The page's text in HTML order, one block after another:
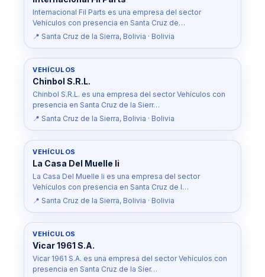
Internacional Fil Parts es una empresa del sector
Vehículos con presencia en Santa Cruz de…
📍 Santa Cruz de la Sierra, Bolivia · Bolivia
VEHÍCULOS
Chinbol S.R.L.
Chinbol S.R.L. es una empresa del sector Vehículos con
presencia en Santa Cruz de la Sierr…
📍 Santa Cruz de la Sierra, Bolivia · Bolivia
VEHÍCULOS
La Casa Del Muelle Ii
La Casa Del Muelle Ii es una empresa del sector
Vehículos con presencia en Santa Cruz de l…
📍 Santa Cruz de la Sierra, Bolivia · Bolivia
VEHÍCULOS
Vicar 1961 S.A.
Vicar 1961 S.A. es una empresa del sector Vehículos con
presencia en Santa Cruz de la Sier…